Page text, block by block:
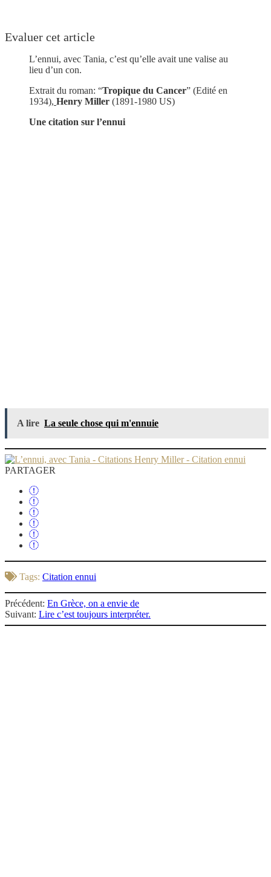
Evaluer cet article
L’ennui, avec Tania, c’est qu’elle avait une valise au
lieu d’un con.
Extrait du roman: “Tropique du Cancer” (Edité en
1934), Henry Miller (1891-1980 US)
Une citation sur l’ennui
A lire La seule chose qui m'ennuie
PARTAGER
Tags: Citation ennui
Précédent: En Grèce, on a envie de
Suivant: Lire c’est toujours interpréter.